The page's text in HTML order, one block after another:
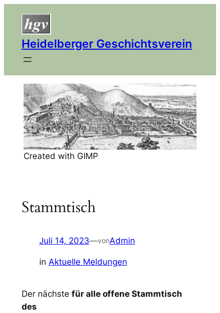
springen
Heidelberger Geschichtsverein
Created with GIMP
Stammtisch
Juli 14, 2023—vonAdmin
in Aktuelle Meldungen
Der nächste für alle offene Stammtisch
des